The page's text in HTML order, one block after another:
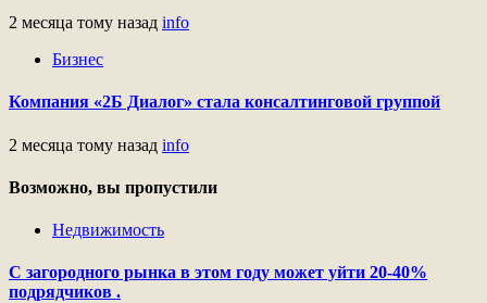
2 месяца тому назад info
Бизнес
Компания «2Б Диалог» стала консалтинговой группой
2 месяца тому назад info
Возможно, вы пропустили
Недвижимость
С загородного рынка в этом году может уйти 20-40%
подрядчиков .